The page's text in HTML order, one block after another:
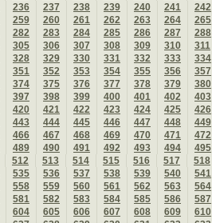
236 237 238 239 240 241
242
259 260 261 262 263 264
265
282 283 284 285 286 287
288
305 306 307 308 309 310
311
328 329 330 331 332 333
334
351 352 353 354 355 356
357
374 375 376 377 378 379
380
397 398 399 400 401 402
403
420 421 422 423 424 425
426
443 444 445 446 447 448
449
466 467 468 469 470 471
472
489 490 491 492 493 494
495
512 513 514 515 516 517
518
535 536 537 538 539 540
541
558 559 560 561 562 563
564
581 582 583 584 585 586
587
604 605 606 607 608 609
610